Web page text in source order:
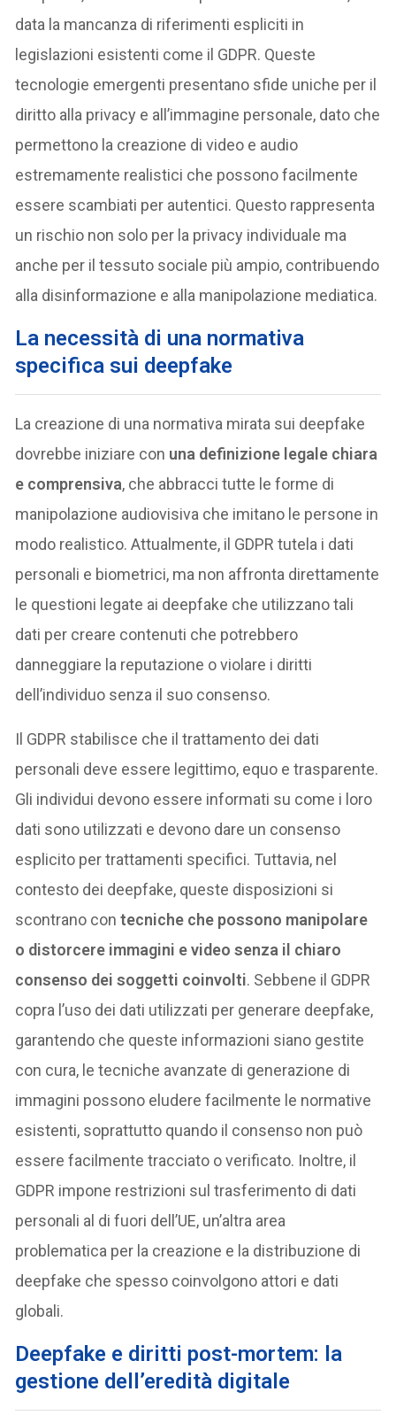
data la mancanza di riferimenti espliciti in
legislazioni esistenti come il GDPR. Queste
tecnologie emergenti presentano sfide uniche per il
diritto alla privacy e all’immagine personale, dato che
permettono la creazione di video e audio
estremamente realistici che possono facilmente
essere scambiati per autentici. Questo rappresenta
un rischio non solo per la privacy individuale ma
anche per il tessuto sociale più ampio, contribuendo
alla disinformazione e alla manipolazione mediatica.
La necessità di una normativa
specifica sui deepfake
La creazione di una normativa mirata sui deepfake
dovrebbe iniziare con una definizione legale chiara
e comprensiva, che abbracci tutte le forme di
manipolazione audiovisiva che imitano le persone in
modo realistico. Attualmente, il GDPR tutela i dati
personali e biometrici, ma non affronta direttamente
le questioni legate ai deepfake che utilizzano tali
dati per creare contenuti che potrebbero
danneggiare la reputazione o violare i diritti
dell’individuo senza il suo consenso.
Il GDPR stabilisce che il trattamento dei dati
personali deve essere legittimo, equo e trasparente.
Gli individui devono essere informati su come i loro
dati sono utilizzati e devono dare un consenso
esplicito per trattamenti specifici. Tuttavia, nel
contesto dei deepfake, queste disposizioni si
scontrano contecniche che possono manipolare
o distorcere immagini e video senza il chiaro
consenso dei soggetti coinvolti. Sebbene il GDPR
copra l’uso dei dati utilizzati per generare deepfake,
garantendo che queste informazioni siano gestite
con cura, le tecniche avanzate di generazione di
immagini possono eludere facilmente le normative
esistenti, soprattutto quando il consenso non può
essere facilmente tracciato o verificato. Inoltre, il
GDPR impone restrizioni sul trasferimento di dati
personali al di fuori dell’UE, un’altra area
problematica per la creazione e la distribuzione di
deepfake che spesso coinvolgono attori e dati
globali.
Deepfake e diritti post-mortem: la
gestione dell’eredità digitale